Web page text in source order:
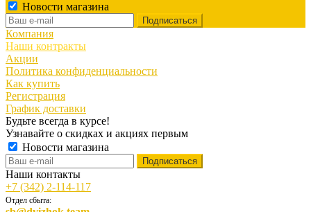
Новости магазина
Компания
Наши контракты
Акции
Политика конфиденциальности
Как купить
Регистрация
График доставки
Будьте всегда в курсе!
Узнавайте о скидках и акциях первым
Новости магазина
Наши контакты
+7 (342) 2-114-117
Отдел сбыта: